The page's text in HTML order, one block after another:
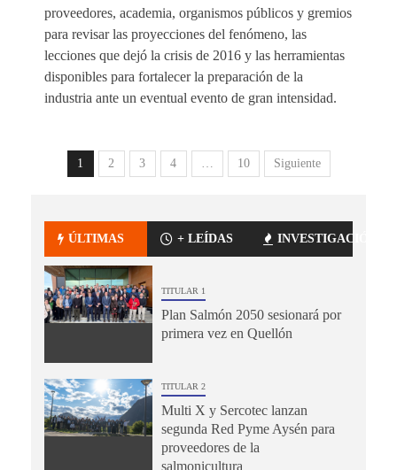
proveedores, academia, organismos públicos y gremios
para revisar las proyecciones del fenómeno, las
lecciones que dejó la crisis de 2016 y las herramientas
disponibles para fortalecer la preparación de la
industria ante un eventual evento de gran intensidad.
1 2 3 4 10 Siguiente
ÚLTIMAS + LEÍDAS INVESTIGACIÓN
TITULAR 1
Plan Salmón 2050 sesionará por
primera vez en Quellón
TITULAR 2
Multi X y Sercotec lanzan
segunda Red Pyme Aysén para
proveedores de la
salmonicultura